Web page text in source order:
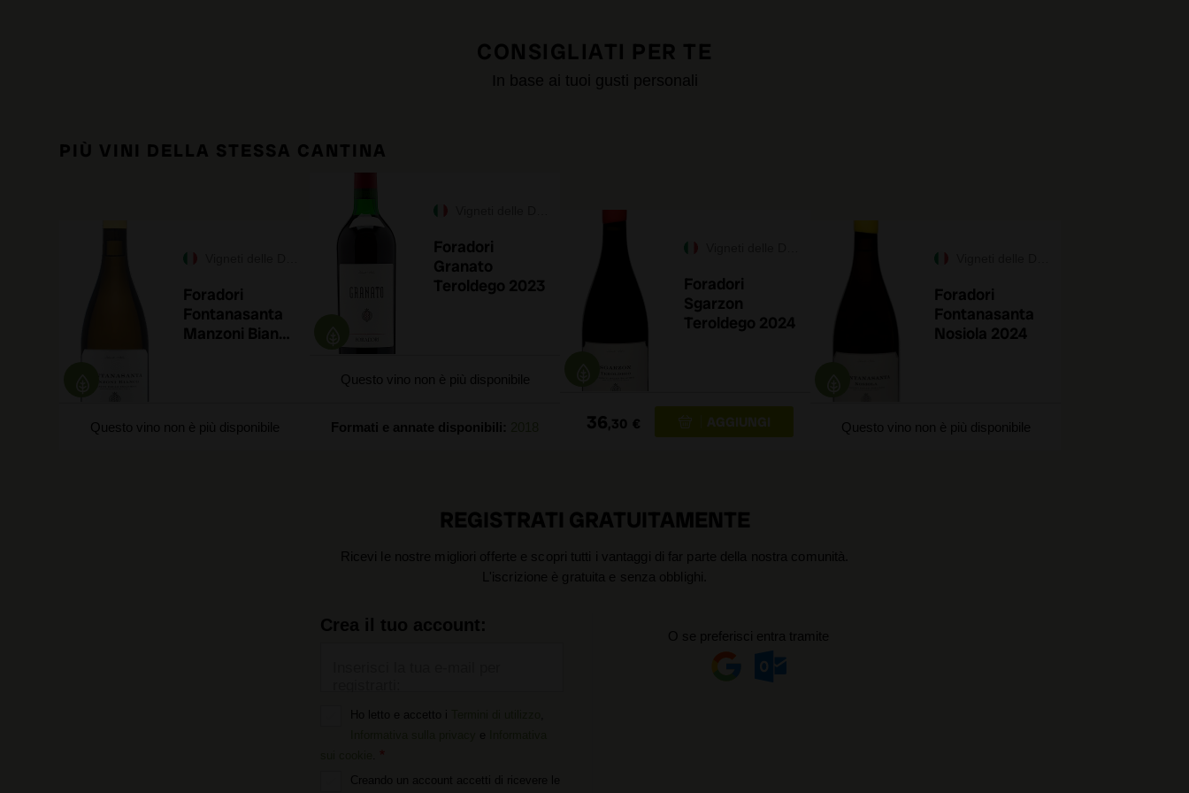
CONSIGLIATI PER TE
In base ai tuoi gusti personali
PIÙ VINI DELLA STESSA CANTINA
Foradori
Fontanasanta
Manzoni Bianco
Questo vino non è più disponibile
Foradori
Granato
Teroldego 2023
Questo vino non è più disponibile
Formati e annate disponibili:
Foradori
Sgarzon
Teroldego 2024
36,30 €
Foradori
Fontanasanta
Nosiola 2024
Questo vino non è più disponibile
REGISTRATI GRATUITAMENTE
Ricevi le nostre migliori offerte e scopri tutti i vantaggi di far parte della nostra comunità.
L'iscrizione è gratuita e senza obblighi.
Crea il tuo account:
Ho letto e accetto i
Creando un account accetti di ricevere le
O se preferisci entra tramite